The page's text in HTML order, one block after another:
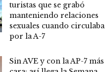
turistas que se grabó
manteniendo relaciones
sexuales cuando circulaba
por la A-7
Sin AVE y con la AP-7 más